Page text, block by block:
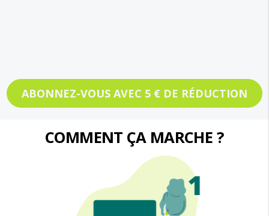
ABONNEZ-VOUS AVEC 5 € DE RÉDUCTION
COMMENT ÇA MARCHE ?